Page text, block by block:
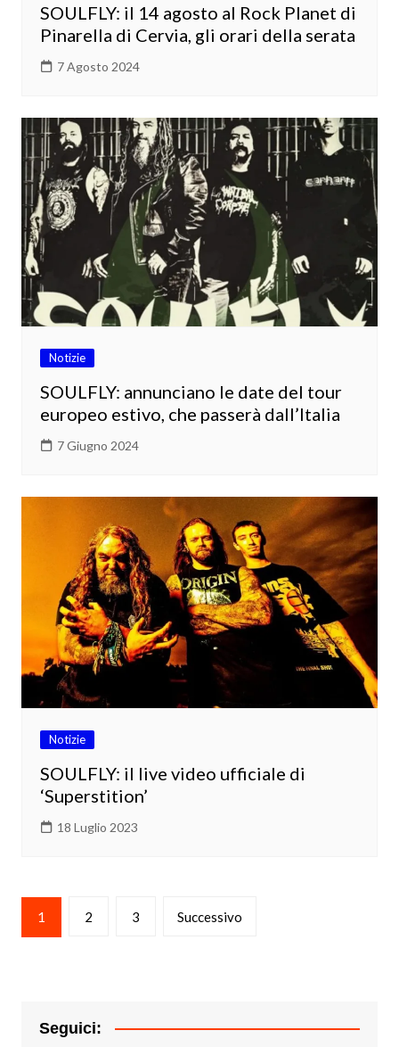
SOULFLY: il 14 agosto al Rock Planet di
Pinarella di Cervia, gli orari della serata
7 Agosto 2024
Notizie
SOULFLY: annunciano le date del tour
europeo estivo, che passerà dall’Italia
7 Giugno 2024
Notizie
SOULFLY: il live video ufficiale di
‘Superstition’
18 Luglio 2023
Paginazione
degli
1 2 3 Successivo
Seguici: